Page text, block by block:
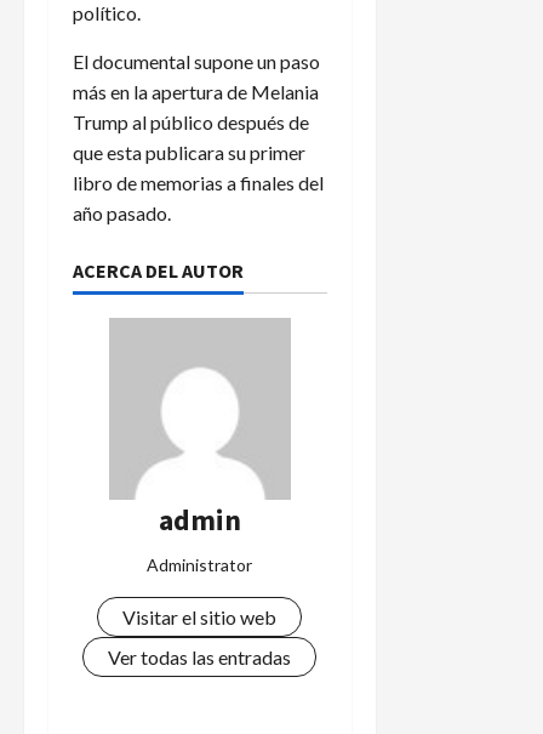
político.
El documental supone un paso
más en la apertura de Melania
Trump al público después de
que esta publicara su primer
libro de memorias a finales del
año pasado.
ACERCA DEL AUTOR
admin
Administrator
Visitar el sitio web
Ver todas las entradas